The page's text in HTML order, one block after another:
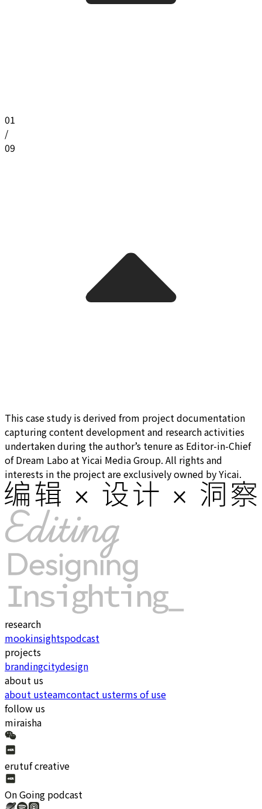
01
/
09
This case study is derived from project documentation
capturing content development and research activities
undertaken during the author’s tenure as Editor-in-Chief
of Dream Labo at Yicai Media Group. All rights and
interests in the project are exclusively owned by Yicai.
research
mookinsightspodcast
projects
brandingcitydesign
about us
about usteamcontact usterms of use
follow us
miraisha
erutuf creative
On Going podcast